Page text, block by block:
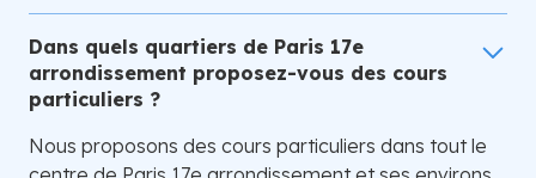
Dans quels quartiers de Paris 17e
arrondissement proposez-vous des cours
particuliers ?
Nous proposons des cours particuliers dans tout le